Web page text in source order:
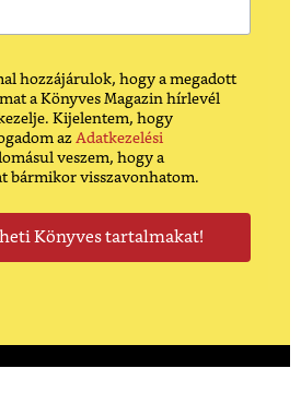
hozzájárulok, hogy a megadott
a Könyves Magazin hírlevél
Kijelentem, hogy
az Adatkezelési
veszem, hogy a
bármikor visszavonhatom.